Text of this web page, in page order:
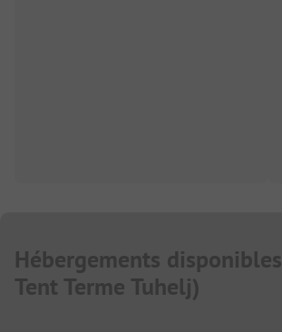
Hébergements disponibles
Tent Terme Tuhelj)